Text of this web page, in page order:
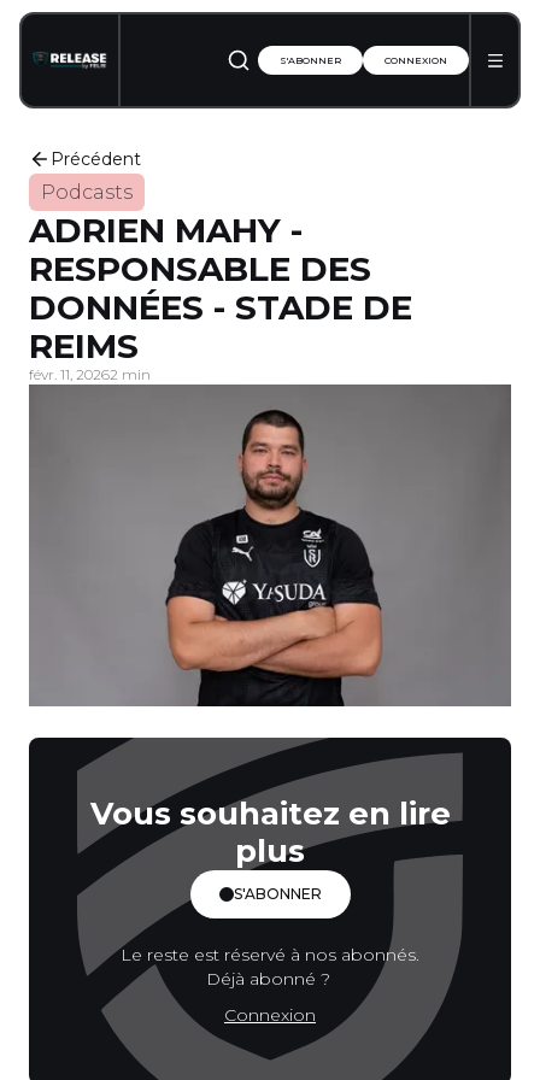
S'ABONNER CONNEXION
Précédent
Podcasts
ADRIEN MAHY -
RESPONSABLE DES
DONNÉES - STADE DE
REIMS
févr. 11, 20262 min
Vous souhaitez en lire
plus
S'ABONNER
Le reste est réservé à nos abonnés.
Déjà abonné ?
Connexion